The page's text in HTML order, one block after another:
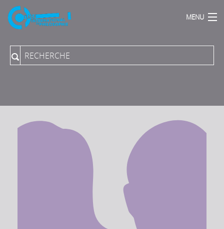
MENU
Qui sommes Nous ?
Collection du Collège aux PUPN